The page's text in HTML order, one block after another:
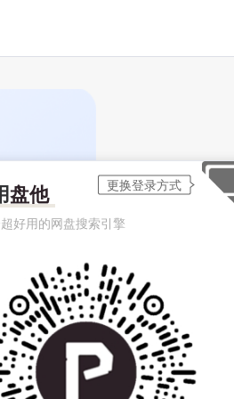
盘他
好用的网盘搜索引擎